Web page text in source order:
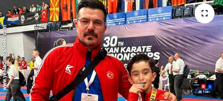
GÜNCEL
RESMİ İLAN
Künye